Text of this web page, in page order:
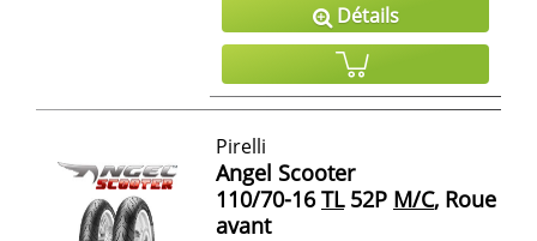
Détails
Pirelli
Angel Scooter
110/70-16 TL52P M/C, Roue
avant